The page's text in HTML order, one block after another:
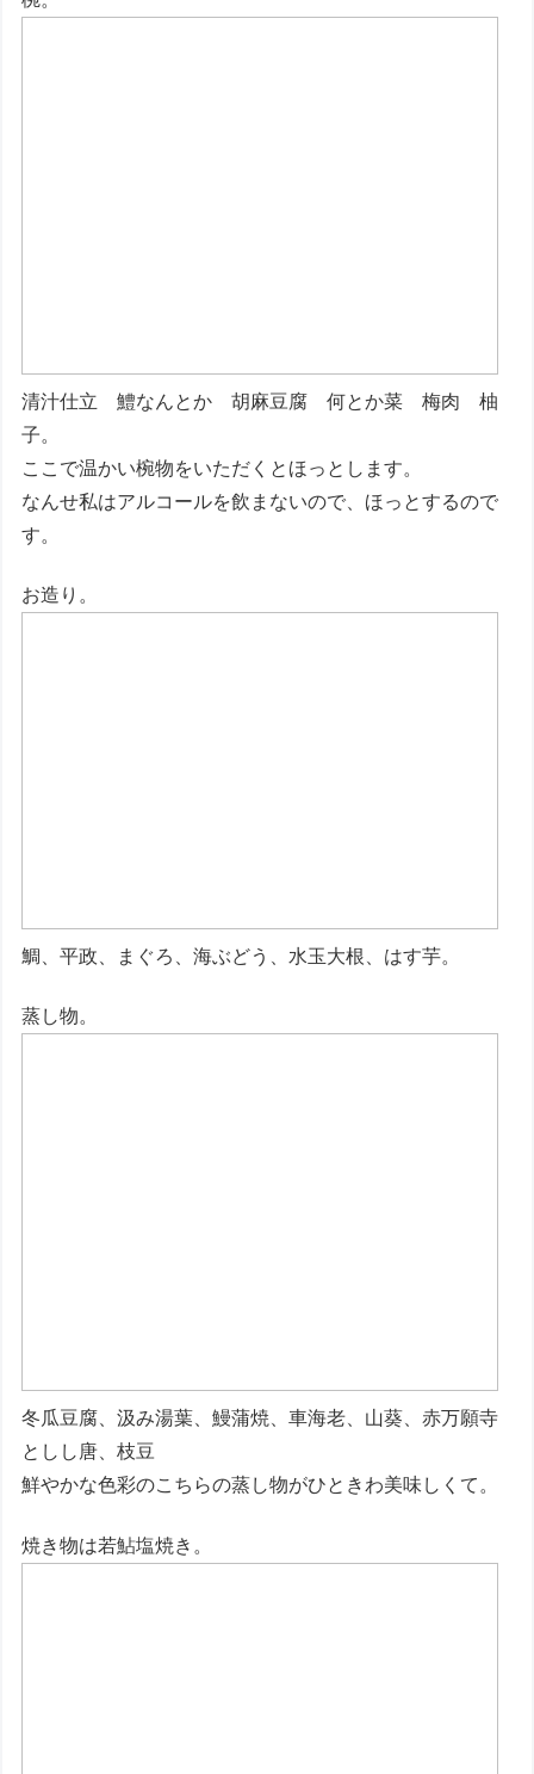
清汁仕立 鱧なんとか 胡麻豆腐 何とか菜 梅肉 柚
子。
ここで温かい椀物をいただくとほっとします。
なんせ私はアルコールを飲まないので、ほっとするので
す。
お造り。
鯛、平政、まぐろ、海ぶどう、水玉大根、はす芋。
蒸し物。
冬瓜豆腐、汲み湯葉、鰻蒲焼、車海老、山葵、赤万願寺
としし唐、枝豆
鮮やかな色彩のこちらの蒸し物がひときわ美味しくて。
焼き物は若鮎塩焼き。